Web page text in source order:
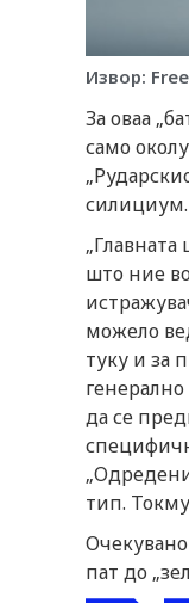
Извор:
За оваа
само
силициум.
што ние
можело
туку и за
да се
тип.
пат до